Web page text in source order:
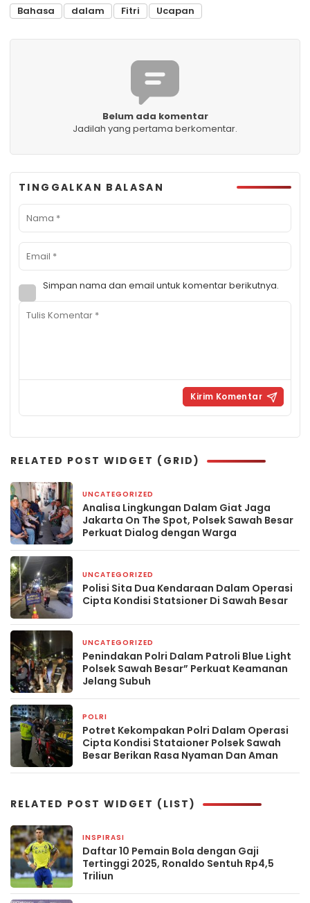
Bahasa dalam Fitri Ucapan
Belum ada komentar
Jadilah yang pertama berkomentar.
TINGGALKAN BALASAN
Simpan nama dan email untuk komentar berikutnya.
RELATED POST WIDGET (GRID)
UNCATEGORIZED
Analisa Lingkungan Dalam Giat Jaga
Jakarta On The Spot, Polsek Sawah Besar
Perkuat Dialog dengan Warga
UNCATEGORIZED
Polisi Sita Dua Kendaraan Dalam Operasi
Cipta Kondisi Statsioner Di Sawah Besar
UNCATEGORIZED
Penindakan Polri Dalam Patroli Blue Light
Polsek Sawah Besar” Perkuat Keamanan
Jelang Subuh
POLRI
Potret Kekompakan Polri Dalam Operasi
Cipta Kondisi Stataioner Polsek Sawah
Besar Berikan Rasa Nyaman Dan Aman
RELATED POST WIDGET (LIST)
INSPIRASI
Daftar 10 Pemain Bola dengan Gaji
Tertinggi 2025, Ronaldo Sentuh Rp4,5
Triliun